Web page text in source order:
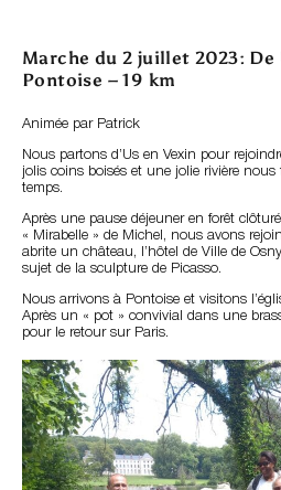
Marche du 2 juillet 2023: De
Pontoise – 19 km
Animée par Patrick
Nous partons d’Us en Vexin pour
jolis coins boisés et une jolie rivière
temps.
Après une pause déjeuner en forêt
« Mirabelle » de Michel, nous avons
abrite un château, l’hôtel de Ville de
sujet de la sculpture de Picasso.
Nous arrivons à Pontoise et visitons
Après un « pot » convivial dans une
pour le retour sur Paris.